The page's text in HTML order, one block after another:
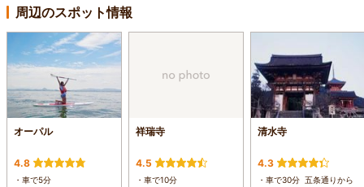
周辺のスポット情報
オーパル
4.8
・車で5分
祥瑞寺
4.5
・車で10分
清水寺
4.3
・車で30分 五条通りから